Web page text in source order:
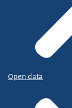
Open data